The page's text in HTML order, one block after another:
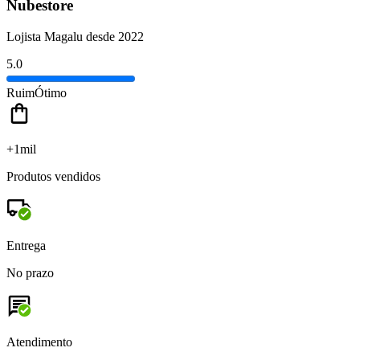
Nubestore
Lojista Magalu desde 2022
5.0
RuimÓtimo
+1mil
Produtos vendidos
Entrega
No prazo
Atendimento